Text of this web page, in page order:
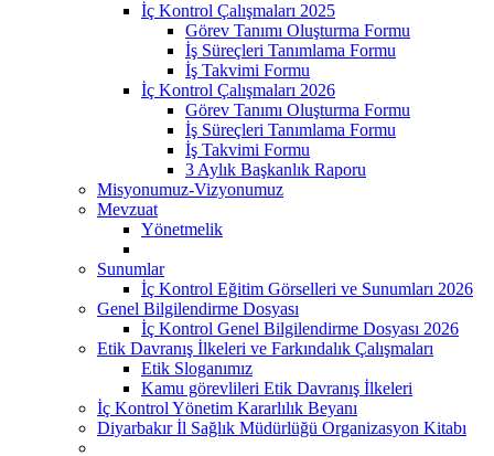
İç Kontrol Çalışmaları 2025
Görev Tanımı Oluşturma Formu
İş Süreçleri Tanımlama Formu
İş Takvimi Formu
İç Kontrol Çalışmaları 2026
Görev Tanımı Oluşturma Formu
İş Süreçleri Tanımlama Formu
İş Takvimi Formu
3 Aylık Başkanlık Raporu
Misyonumuz-Vizyonumuz
Mevzuat
Yönetmelik
Sunumlar
İç Kontrol Eğitim Görselleri ve Sunumları 2026
Genel Bilgilendirme Dosyası
İç Kontrol Genel Bilgilendirme Dosyası 2026
Etik Davranış İlkeleri ve Farkındalık Çalışmaları
Etik Sloganımız
Kamu görevlileri Etik Davranış İlkeleri
İç Kontrol Yönetim Kararlılık Beyanı
Diyarbakır İl Sağlık Müdürlüğü Organizasyon Kitabı